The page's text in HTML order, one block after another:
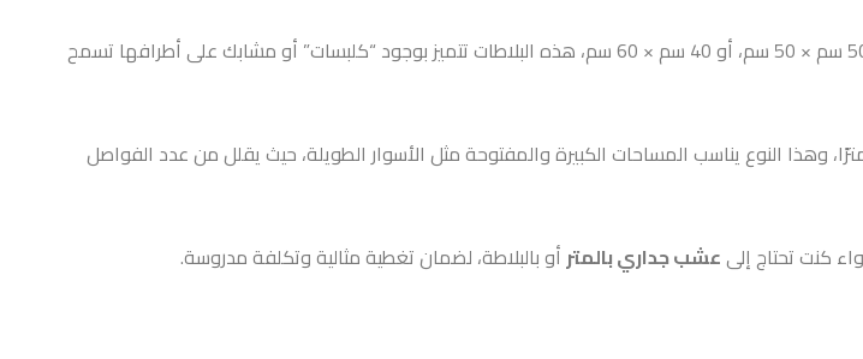
تأتي معظم منتجات العشب الجداري على شكل بلاطات (Tiles) مربعة، والمقاس الأكثر شيوعًا هو 50 سم × 50 سم، أو 40 سم × 60 سم، هذه البلاطات تتميز بوجود “كلبسات” أو مشابك على أطرافها تسمح
شكل رولات (لفات) بمقاسات أكبر، مثل عرض 2 متر وطول يصل إلى 25 مترًا، وهذا النوع يناسب المساحات الكبيرة والمفتوحة مثل الأسوار الطويلة، حيث يقلل من عدد الفواصل
كنت تحتاج إلىعشب جداري بالمترأو بالبلاطة، لضمان تغطية مثالية وتكلفة مدروسة.